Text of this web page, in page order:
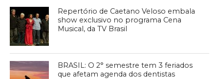
Repertório de Caetano Veloso embala
show exclusivo no programa Cena
Musical, da TV Brasil
BRASIL: O 2° semestre tem 3 feriados
que afetam agenda dos dentistas